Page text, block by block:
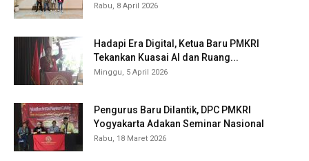
Rabu, 8 April 2026
Hadapi Era Digital, Ketua Baru PMKRI
Tekankan Kuasai AI dan Ruang...
Minggu, 5 April 2026
Pengurus Baru Dilantik, DPC PMKRI
Yogyakarta Adakan Seminar Nasional
Rabu, 18 Maret 2026